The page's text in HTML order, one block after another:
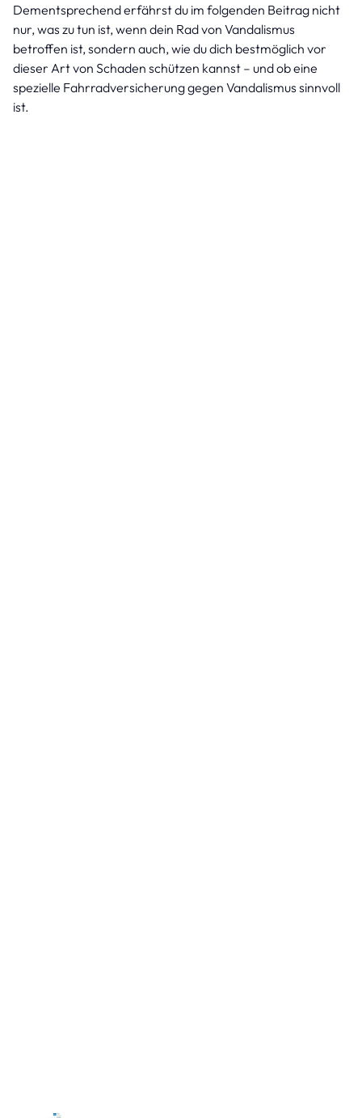
Dementsprechend erfährst du im folgenden Beitrag nicht
nur, was zu tun ist, wenn dein Rad von Vandalismus
betroffen ist, sondern auch, wie du dich bestmöglich vor
dieser Art von Schaden schützen kannst – und ob eine
spezielle Fahrradversicherung gegen Vandalismus sinnvoll
ist.